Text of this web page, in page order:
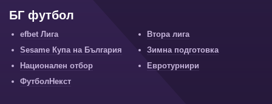
БГ футбол
efbet Лига
Втора лига
Sesame Купа на България
Зимна подготовка
Национален отбор
Евротурнири
ФутболНекст